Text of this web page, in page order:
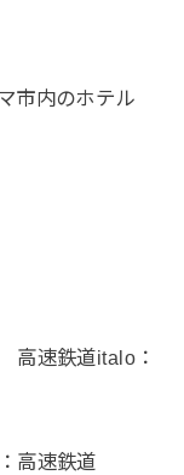
市内のホテル
速鉄道italo：
高速鉄道